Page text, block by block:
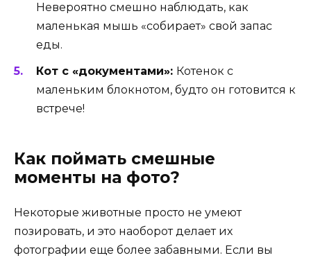
Невероятно смешно наблюдать, как
маленькая мышь «собирает» свой запас
еды.
Кот с «документами»: Котенок с
маленьким блокнотом, будто он готовится к
встрече!
Как поймать смешные
моменты на фото?
Некоторые животные просто не умеют
позировать, и это наоборот делает их
фотографии еще более забавными. Если вы